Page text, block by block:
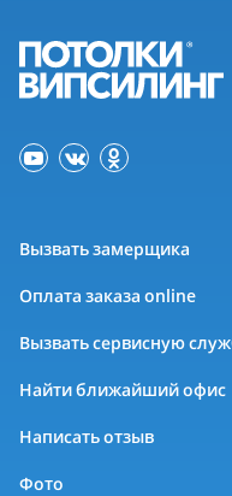
Вызвать замерщика
Оплата заказа online
Вызвать сервисную
Найти ближайший офис
Написать отзыв
Фото